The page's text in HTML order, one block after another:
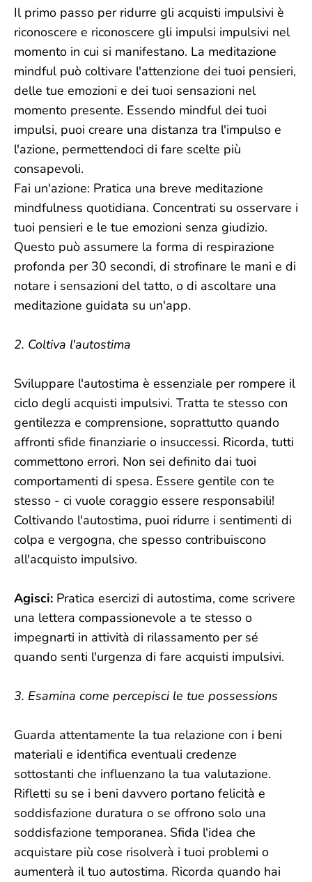
Il primo passo per ridurre gli acquisti impulsivi è
riconoscere e riconoscere gli impulsi impulsivi nel
momento in cui si manifestano. La meditazione
mindful può coltivare l'attenzione dei tuoi pensieri,
delle tue emozioni e dei tuoi sensazioni nel
momento presente. Essendo mindful dei tuoi
impulsi, puoi creare una distanza tra l'impulso e
l'azione, permettendoci di fare scelte più
consapevoli.
Fai un'azione: Pratica una breve meditazione
mindfulness quotidiana. Concentrati su osservare i
tuoi pensieri e le tue emozioni senza giudizio.
Questo può assumere la forma di respirazione
profonda per 30 secondi, di strofinare le mani e di
notare i sensazioni del tatto, o di ascoltare una
meditazione guidata su un'app.
2. Coltiva l'autostima
Sviluppare l'autostima è essenziale per rompere il
ciclo degli acquisti impulsivi. Tratta te stesso con
gentilezza e comprensione, soprattutto quando
affronti sfide finanziarie o insuccessi. Ricorda, tutti
commettono errori. Non sei definito dai tuoi
comportamenti di spesa. Essere gentile con te
stesso - ci vuole coraggio essere responsabili!
Coltivando l'autostima, puoi ridurre i sentimenti di
colpa e vergogna, che spesso contribuiscono
all'acquisto impulsivo.
Agisci: Pratica esercizi di autostima, come scrivere
una lettera compassionevole a te stesso o
impegnarti in attività di rilassamento per sé
quando senti l'urgenza di fare acquisti impulsivi.
3. Esamina come percepisci le tue possessions
Guarda attentamente la tua relazione con i beni
materiali e identifica eventuali credenze
sottostanti che influenzano la tua valutazione.
Rifletti su se i beni davvero portano felicità e
soddisfazione duratura o se offrono solo una
soddisfazione temporanea. Sfida l'idea che
acquistare più cose risolverà i tuoi problemi o
aumenterà il tuo autostima. Ricorda quando hai